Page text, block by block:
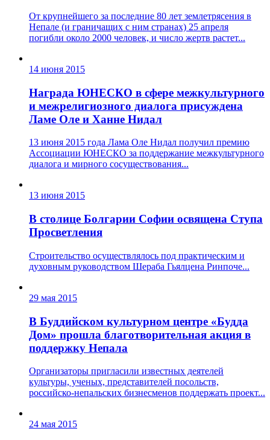
От крупнейшего за последние 80 лет землетрясения в
Непале (и граничащих с ним странах) 25 апреля
погибли около 2000 человек, и число жертв растет...
14 июня 2015
Награда ЮНЕСКО в сфере межкультурного
и межрелигиозного диалога присуждена
Ламе Оле и Ханне Нидал
13 июня 2015 года Лама Оле Нидал получил премию
Ассоциации ЮНЕСКО за поддержание межкультурного
диалога и мирного сосуществования...
13 июня 2015
В столице Болгарии Софии освящена Ступа
Просветления
Строительство осуществлялось под практическим и
духовным руководством Шераба Гьялцена Ринпоче...
29 мая 2015
В Буддийском культурном центре «Будда
Дом» прошла благотворительная акция в
поддержку Непала
Организаторы пригласили известных деятелей
культуры, ученых, представителей посольств,
российско-непальских бизнесменов поддержать проект...
24 мая 2015